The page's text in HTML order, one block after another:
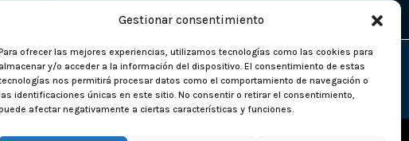
Gestionar consentimiento
ofrecer las mejores experiencias, utilizamos tecnologías como las cookies para
y/o acceder a la información del dispositivo. El consentimiento de estas
nos permitirá procesar datos como el comportamiento de navegación o
identificaciones únicas en este sitio. No consentir o retirar el consentimiento,
afectar negativamente a ciertas características y funciones.
| Diseño web:Máxima Comunicación